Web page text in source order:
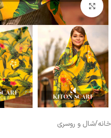
بزرگنمایی تصویر
خانه/شال و روسری